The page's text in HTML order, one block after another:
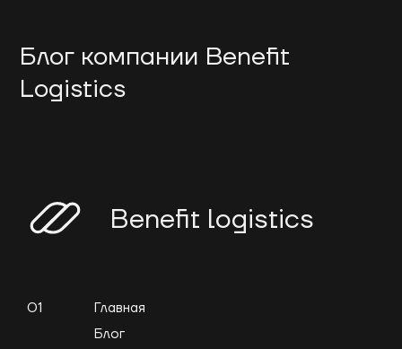
Блог компании Benefit
Logistics
Benefit logistics
01
Главная
Блог